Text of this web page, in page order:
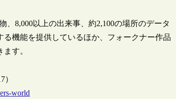
、8,000以上の出来事、約2,100の場所のデータ
機能を提供しているほか、フォークナー作品
す。
）
world